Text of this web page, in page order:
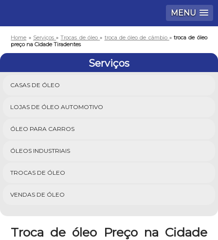
MENU
Home » Serviços»Trocas de óleo» troca de óleo de câmbio »troca de óleo
preço na Cidade Tiradentes
Serviços
CASAS DE ÓLEO
LOJAS DE ÓLEO AUTOMOTIVO
ÓLEO PARA CARROS
ÓLEOS INDUSTRIAIS
TROCAS DE ÓLEO
VENDAS DE ÓLEO
Troca de óleo Preço na Cidade